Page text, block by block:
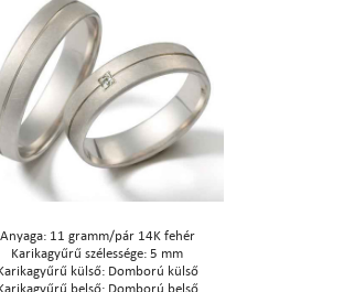
Anyaga: 11 gramm/pár 14K fehér
Karikagyűrű szélessége: 5 mm
külső: Domború külső
belső: Domború belső